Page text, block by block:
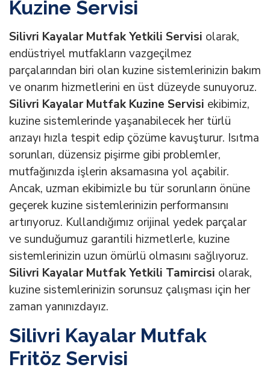
Kuzine Servisi
Silivri Kayalar Mutfak Yetkili Servisi olarak,
endüstriyel mutfakların vazgeçilmez
parçalarından biri olan kuzine sistemlerinizin bakım
ve onarım hizmetlerini en üst düzeyde sunuyoruz.
Silivri Kayalar Mutfak Kuzine Servisi ekibimiz,
kuzine sistemlerinde yaşanabilecek her türlü
arızayı hızla tespit edip çözüme kavuşturur. Isıtma
sorunları, düzensiz pişirme gibi problemler,
mutfağınızda işlerin aksamasına yol açabilir.
Ancak, uzman ekibimizle bu tür sorunların önüne
geçerek kuzine sistemlerinizin performansını
artırıyoruz. Kullandığımız orijinal yedek parçalar
ve sunduğumuz garantili hizmetlerle, kuzine
sistemlerinizin uzun ömürlü olmasını sağlıyoruz.
Silivri Kayalar Mutfak Yetkili Tamircisi olarak,
kuzine sistemlerinizin sorunsuz çalışması için her
zaman yanınızdayız.
Silivri Kayalar Mutfak
Fritöz Servisi